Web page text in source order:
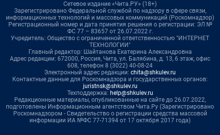
Сетевое издание «Чита.РУ» (18+)
Зарегистрировано Федеральной службой по надзору в сфере связи,
информационных технологий и массовых коммуникаций (Роскомнадзор)
Регистрационный номер и дата принятия решения о регистрации: ЭЛ №
ФС 77 – 83657 от 26.07.2022 г.
Учредитель: Общество с ограниченной ответственностью "ИНТЕРНЕТ
ТЕХНОЛОГИИ"
Главный редактор: Шайтанова Екатерина Александровна
Адрес редакции: 672000, Россия, Чита, ул. Балябина, д. 13, 6 этаж, офис
608, телефон 8 (3022) 40-08-24
Электронный адрес редакции: chita@shkulev.ru
Контактные данные для Роскомнадзора и государственных органов:
juristnsk@shkulev.ru
Техподдержка: help@shkulev.ru
Редакционные материалы, опубликованные на сайте до 26.07.2022,
подготовлены Информационным агентством Чита.Ру (Зарегистрировано
Роскомнадзором - Свидетельство о регистрации средства массовой
информации ИА №ФС 77-71394 от 17 октября 2017 года)